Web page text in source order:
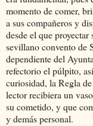
momento de comer,
a sus compañeros y
desde el que
sevillano convento de
dependiente del
refectorio el púlpito,
curiosidad, la Regla
lector recibiera un
su cometido, y que
y demás personal.